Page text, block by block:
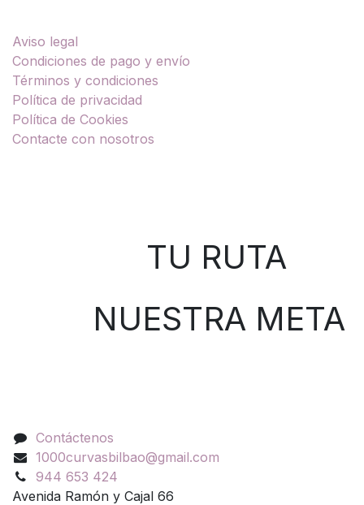
Aviso legal
Condiciones de pago y envío
Términos y condiciones
Política de privacidad
Política de Cookies
Contacte con nosotros
TU RUTA
NUESTRA META
Contáctenos
1000curvasbilbao@gmail.com
944 653 424
Avenida Ramón y Cajal 66